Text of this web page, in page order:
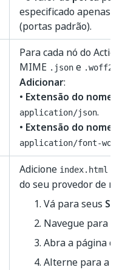
especificado apenas
(portas padrão).
Para cada nó do
MIME .json e .woff2
Adicionar:
• Extensão do nome
application/json.
• Extensão do nome
application/font-
Adicione index.html
do seu provedor de
Vá para seus
Navegue para
Abra a página de
Alterne para a